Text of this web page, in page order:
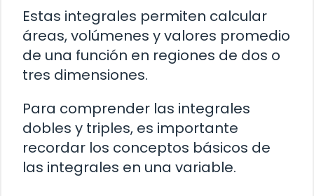
Estas integrales permiten calcular
áreas, volúmenes y valores promedio
de una función en regiones de dos o
tres dimensiones.
Para comprender las integrales
dobles y triples, es importante
recordar los conceptos básicos de
las integrales en una variable.